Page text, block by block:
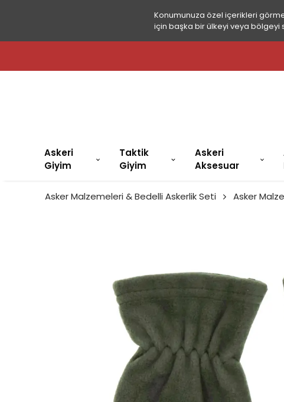
Konumunuza özel içerikleri
için başka bir ülkeyi veya bölgeyi
Askeri
Giyim
Taktik
Giyim
Askeri
Aksesuar
Asker Malzemeleri & Bedelli Askerlik Seti Asker